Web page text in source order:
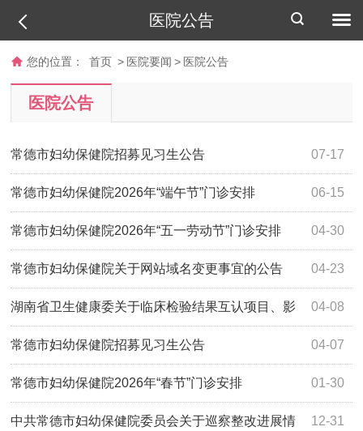
医院公告
您的位置： 首页 > 医院要闻 > 医院公告
医院公告
07-17
常德市妇幼保健院招募见习生公告
06-15
常德市妇幼保健院2026年“端午节”门诊安排
04-30
常德市妇幼保健院2026年“五一劳动节”门诊安排
04-23
常德市妇幼保健院关于网站域名变更事宜的公告
04-08
湖南省卫生健康委关于临床检验结果互认项目、影
像检查结果互认项目的公示 04-07
常德市妇幼保健院招募见习生公告
01-30
常德市妇幼保健院2026年“春节”门诊安排
12-31
中共常德市妇幼保健院委员会关于巡察整改进展情